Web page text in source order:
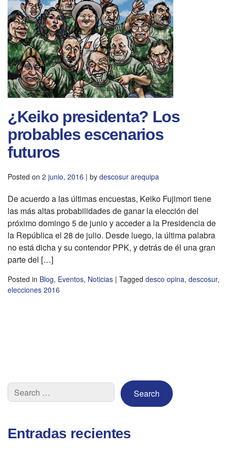
¿Keiko presidenta? Los
probables escenarios
futuros
Posted on 2 junio, 2016 | by descosur arequipa
De acuerdo a las últimas encuestas, Keiko Fujimori tiene
las más altas probabilidades de ganar la elección del
próximo domingo 5 de junio y acceder a la Presidencia de
la República el 28 de julio. Desde luego, la última palabra
no está dicha y su contendor PPK, y detrás de él una gran
parte del […]
Posted in Blog, Eventos, Noticias | Tagged desco opina, descosur,
elecciones 2016
Entradas recientes